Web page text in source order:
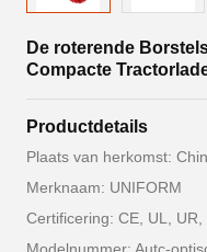
De roterende
Compacte
Productdetails
Plaats van herkomst:
Merknaam: UNIFORM
Certificering: CE, UL,